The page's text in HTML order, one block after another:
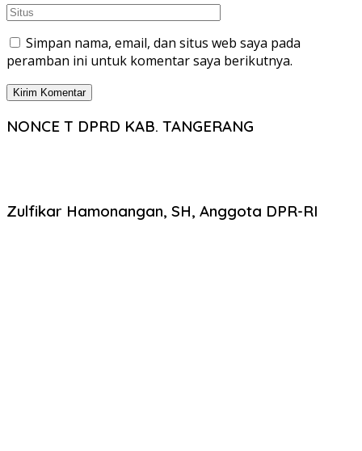
Simpan nama, email, dan situs web saya pada
peramban ini untuk komentar saya berikutnya.
NONCE T DPRD KAB. TANGERANG
Zulfikar Hamonangan, SH, Anggota DPR-RI